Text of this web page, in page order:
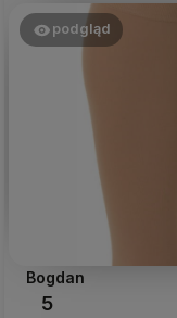
podgląd
Bogdan
5